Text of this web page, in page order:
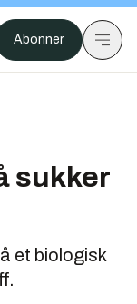
Abonner
sukker
et biologisk